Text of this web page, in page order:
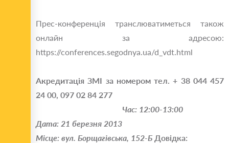
Прес-конференція транслюватиметься також
онлайн за адресою:
https://conferences.segodnya.ua/d_vdt.html
Акредитація ЗМІ за номером тел. + 38 044 457
24 00, 097 02 84 277
Дата: 21 березня 2013
Час: 12:00-13:00
Місце: вул. Борщагівська, 152-Б Довідка: